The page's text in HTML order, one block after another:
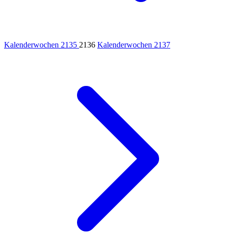
Kalenderwochen 2135 2136 Kalenderwochen 2137